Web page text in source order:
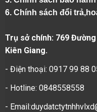
6. Chính sách đổi
Trụ sở chính: 769
Kiên Giang.
- Điện thoại: 0917 99 88
- Hotline: 0848558558
-